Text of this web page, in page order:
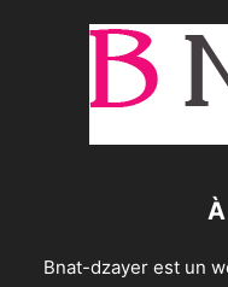
Bnat-dzayer est un